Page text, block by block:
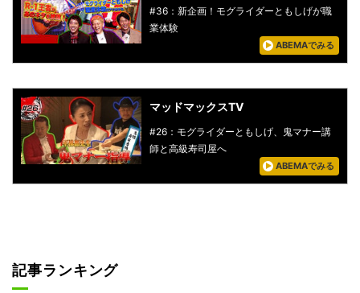
#36：新企画！モグライダーともしげが職
業体験
ABEMAでみる
マッドマックスTV
#26：モグライダーともしげ、鬼マナー講
師と高級寿司屋へ
ABEMAでみる
記事ランキング